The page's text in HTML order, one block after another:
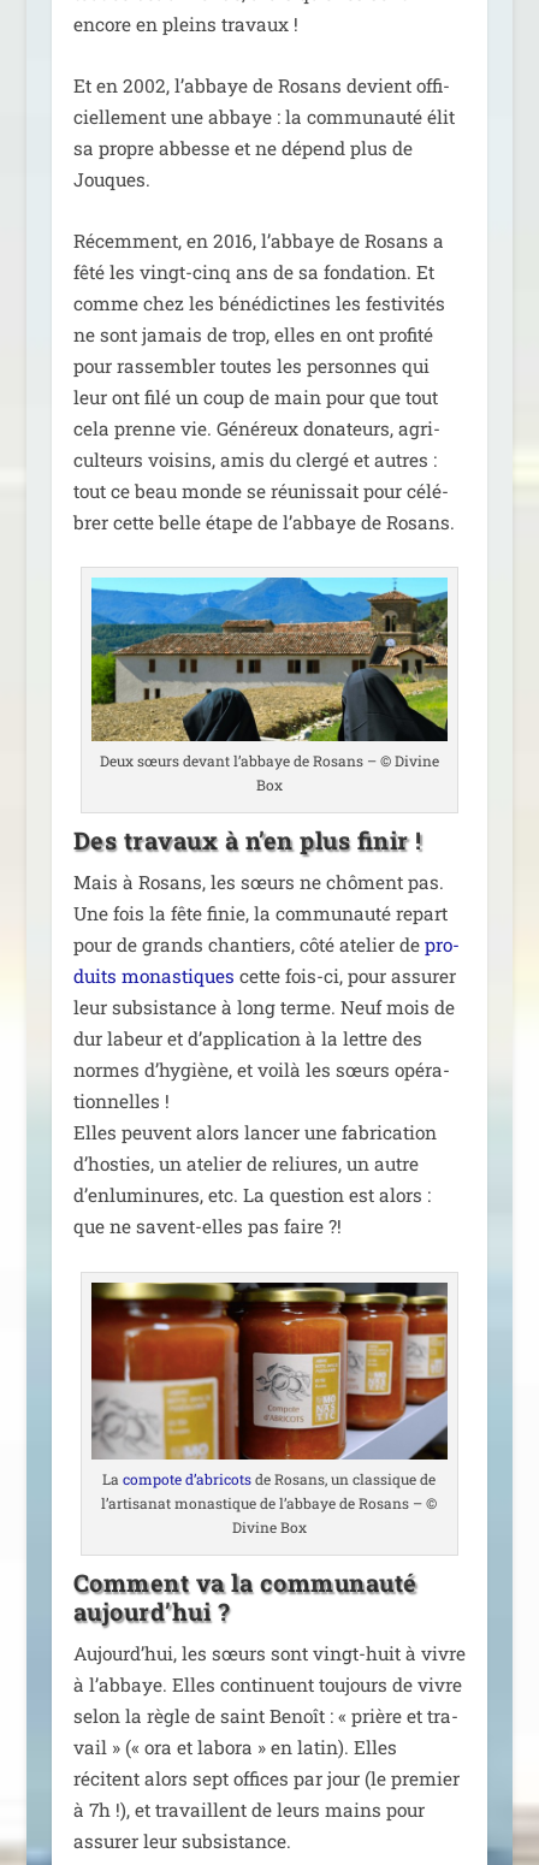
encore en pleins travaux !
Et en 2002, l’abbaye de Rosans devient offi­
ciel­le­ment une abbaye : la com­mu­nau­té élit
sa propre abbesse et ne dépend plus de
Jouques.
Récemment, en 2016, l’abbaye de Rosans a
fêté les vingt-cinq ans de sa fon­da­tion. Et
comme chez les béné­dic­tines les fes­ti­vi­tés
ne sont jamais de trop, elles en ont pro­fi­té
pour ras­sem­bler toutes les per­sonnes qui
leur ont filé un coup de main pour que tout
cela prenne vie. Généreux dona­teurs, agri­
cul­teurs voi­sins, amis du cler­gé et autres :
tout ce beau monde se réunis­sait pour célé­
brer cette belle étape de l’abbaye de Rosans.
Deux sœurs devant l’abbaye de Rosans – © Divine
Box
Des travaux à n’en plus finir !
Mais à Rosans, les sœurs ne chôment pas.
Une fois la fête finie, la com­mu­nau­té repart
pour de grands chan­tiers, côté ate­lier de pro­
duits monas­tiques cette fois-ci, pour assu­rer
leur sub­sis­tance à long terme. Neuf mois de
dur labeur et d’application à la lettre des
normes d’hygiène, et voi­là les sœurs opé­ra­
tion­nelles !
Elles peuvent alors lan­cer une fabri­ca­tion
d’hosties, un ate­lier de reliures, un autre
d’enluminures, etc. La ques­tion est alors :
que ne savent-elles pas faire ?!
Lacom­pote d’abricotsde Rosans, un clas­sique de
l’artisanat monas­tique de l’abbaye de Rosans – ©
Divine Box
Comment va la communauté
aujourd’hui ?
Aujourd’hui, les sœurs sont vingt-huit à vivre
à l’abbaye. Elles conti­nuent tou­jours de vivre
selon la règle de saint Benoît : « prière et tra­
vail » (« ora et labo­ra » en latin). Elles
récitent alors sept offices par jour (le pre­mier
à 7h !), et tra­vaillent de leurs mains pour
assu­rer leur subsistance.